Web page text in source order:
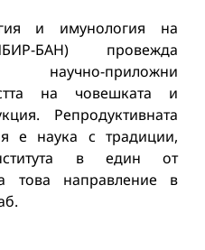
и имунология на
БАН) провежда
приложни
на човешката и
Репродуктивната
е наука с традиции,
в един от
това направление в